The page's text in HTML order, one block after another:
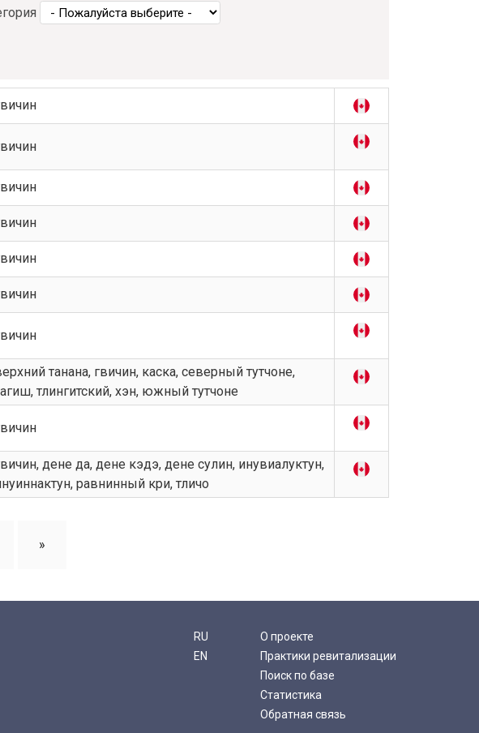
танана, гвичин, каска, северный тутчоне,
тлингитский, хэн, южный тутчоне
дене да, дене кэдэ, дене сулин, инувиалуктун,
равнинный кри, тличо
Последняя
»
RU
EN
О проекте
Практики ревитализации
Поиск по базе
Статистика
Обратная связь